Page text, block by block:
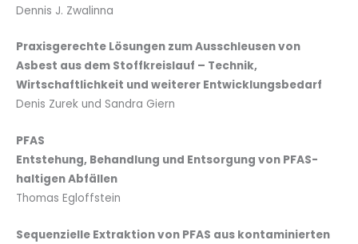
Dennis J. Zwalinna
Praxisgerechte Lösungen zum Ausschleusen von
Asbest aus dem Stoffkreislauf – Technik,
Wirtschaftlichkeit und weiterer Entwicklungsbedarf
Denis Zurek und Sandra Giern
PFAS
Entstehung, Behandlung und Entsorgung von PFAS-
haltigen Abfällen
Thomas Egloffstein
Sequenzielle Extraktion von PFAS aus kontaminierten